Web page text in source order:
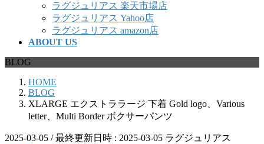
ラグジュリアス 楽天市場店
ラグジュリアス Yahoo店
ラグジュリアス amazon店
ABOUT US
BLOG
HOME
BLOG
XLARGE エクストララージ 下着 Gold logo、Various
letter、Multi Border ボクサーパンツ
2025-03-05 / 最終更新日時 : 2025-03-05 ラグジュリアス